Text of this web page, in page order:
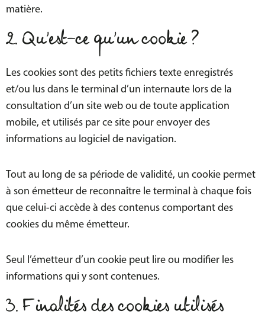
matière.
2. Qu’est-ce qu’un cookie ?
Les cookies sont des petits fichiers texte enregistrés
et/ou lus dans le terminal d’un internaute lors de la
consultation d’un site web ou de toute application
mobile, et utilisés par ce site pour envoyer des
informations au logiciel de navigation.
Tout au long de sa période de validité, un cookie permet
à son émetteur de reconnaître le terminal à chaque fois
que celui-ci accède à des contenus comportant des
cookies du même émetteur.
Seul l’émetteur d’un cookie peut lire ou modifier les
informations qui y sont contenues.
3. Finalités des cookies utilisés